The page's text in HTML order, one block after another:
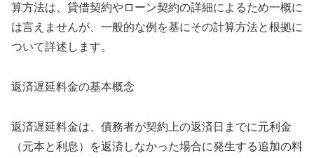
算方法は、貸借契約やローン契約の詳細によるため一概に
は言えませんが、一般的な例を基にその計算方法と根拠に
ついて詳述します。
返済遅延料金の基本概念
返済遅延料金は、債務者が契約上の返済日までに元利金
（元本と利息）を返済しなかった場合に発生する追加の料